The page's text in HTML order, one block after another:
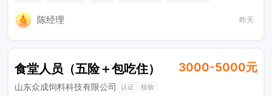
奖励计划
陈经理 昨天
食堂人员（五险＋包吃住） 3000-5000元
山东众成饲料科技有限公司 认证 核验